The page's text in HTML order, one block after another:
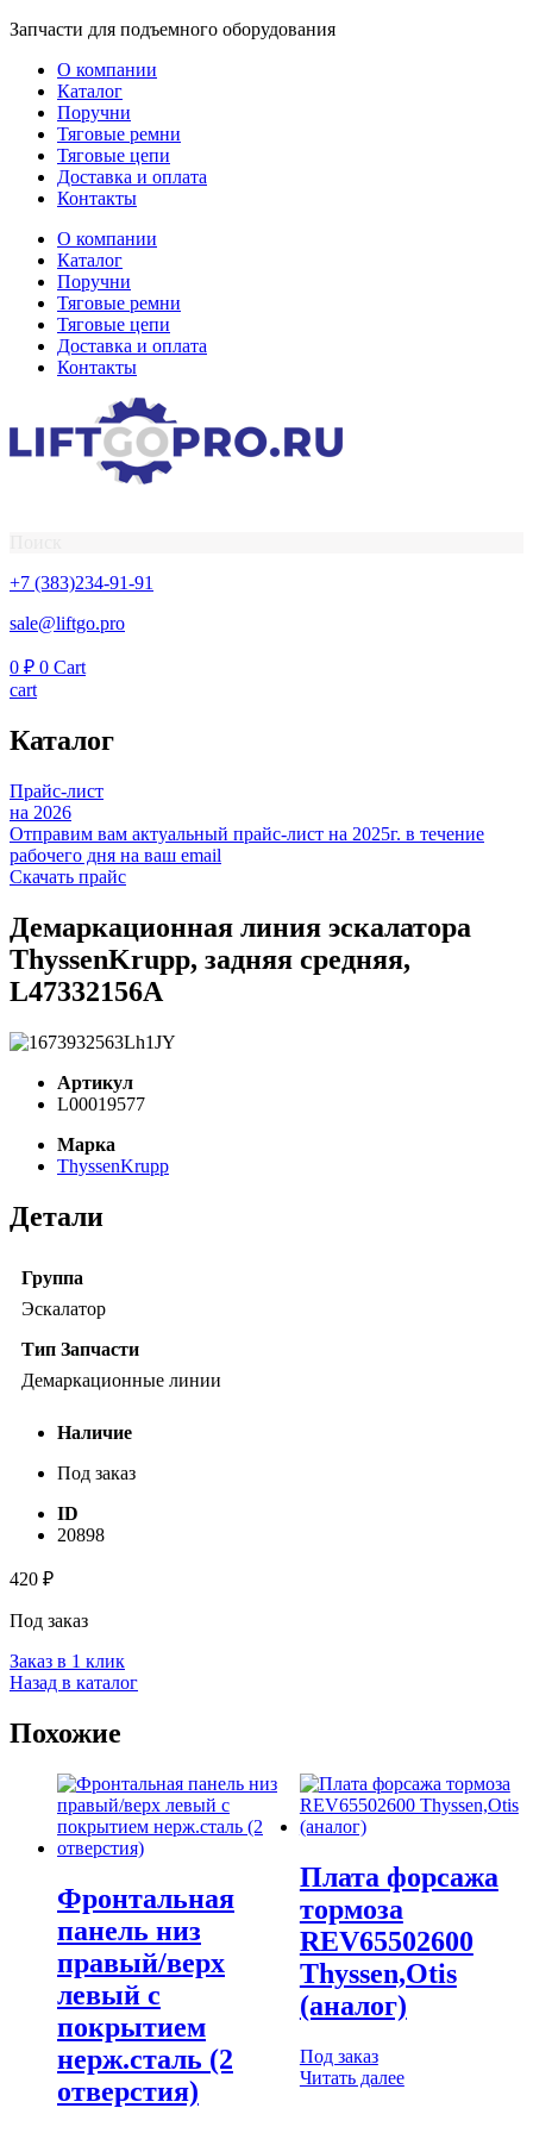
Перейти
содержимому
Запчасти для подъемного оборудования
О компании
Каталог
Поручни
Тяговые ремни
Тяговые цепи
Доставка и оплата
Контакты
О компании
Каталог
Поручни
Тяговые ремни
Тяговые цепи
Доставка и оплата
Контакты
+7 (383)234-91-91
sale@liftgo.pro
0 ₽ 0 Cart
cart
Каталог
Прайс-лист
на 2026
Отправим вам актуальный прайс-лист на 2025г. в течение
рабочего дня на ваш email
Скачать прайс
Демаркационная линия эскалатора
ThyssenKrupp, задняя средняя,
L47332156A
Артикул
L00019577
Марка
ThyssenKrupp
Детали
Группа
Эскалатор
Тип Запчасти
Демаркационные линии
Наличие
Под заказ
ID
20898
420 ₽
Под заказ
Заказ в 1 клик
Назад в каталог
Похожие
Фронтальная
панель низ
правый/верх
левый с
покрытием
нерж.сталь (2
отверстия)
Плата форсажа
тормоза
REV65502600
Thyssen,Otis
(аналог)
Под заказ
Читать далее